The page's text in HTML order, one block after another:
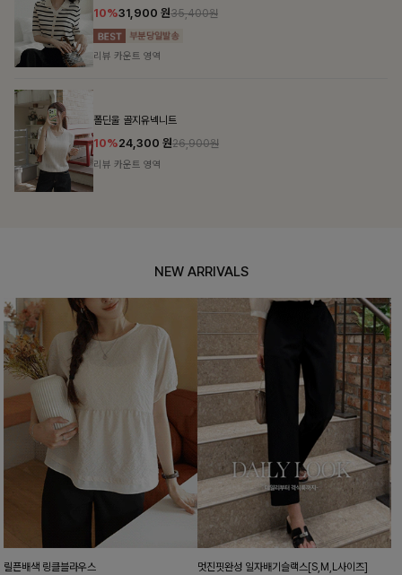
NEW ARRIVALS
릴픈배색 링클블라우스 멋진핏완성 일자배기슬랙스[S,M,L사이즈]